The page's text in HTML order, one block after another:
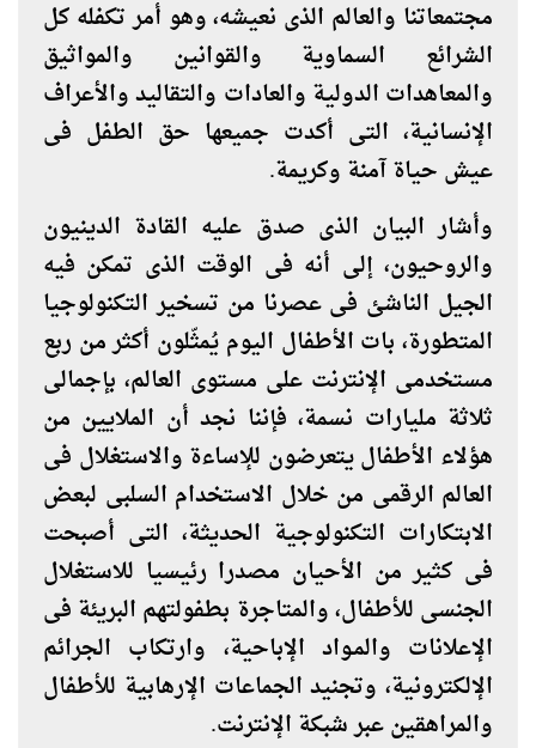
مجتمعاتنا والعالم الذى نعيشه، وهو أمر تكفله كل
الشرائع السماوية والقوانين والمواثيق
والمعاهدات الدولية والعادات والتقاليد والأعراف
الإنسانية، التى أكدت جميعها حق الطفل فى
عيش حياة آمنة وكريمة.
وأشار البيان الذى صدق عليه القادة الدينيون
والروحيون، إلى أنه فى الوقت الذى تمكن فيه
الجيل الناشئ فى عصرنا من تسخير التكنولوجيا
المتطورة، بات الأطفال اليوم يُمثّلون أكثر من ربع
مستخدمى الإنترنت على مستوى العالم، بإجمالى
ثلاثة مليارات نسمة، فإننا نجد أن الملايين من
هؤلاء الأطفال يتعرضون للإساءة والاستغلال فى
العالم الرقمى من خلال الاستخدام السلبى لبعض
الابتكارات التكنولوجية الحديثة، التى أصبحت
فى كثير من الأحيان مصدرا رئيسيا للاستغلال
الجنسى للأطفال، والمتاجرة بطفولتهم البريئة فى
الإعلانات والمـواد الإباحية، وارتكاب الجرائم
الإلكترونية، وتجنيد الجماعات الإرهابية للأطفال
والمراهقين عبر شبكة الإنترنت.